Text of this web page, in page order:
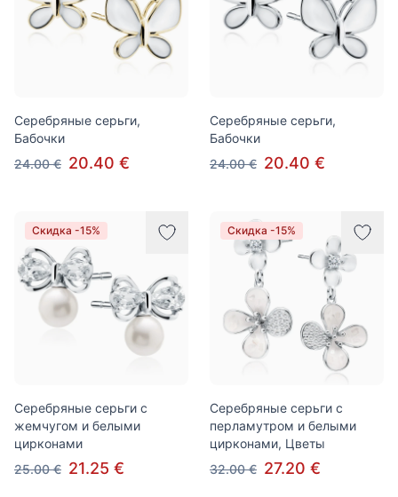
Серебряные серьги,
Бабочки
24.00 € 20.40 €
Серебряные серьги,
Бабочки
24.00 € 20.40 €
Скидка -15%
Серебряные серьги с
жемчугом и белыми
цирконами
25.00 € 21.25 €
Скидка -15%
Серебряные серьги с
перламутром и белыми
цирконами, Цветы
32.00 € 27.20 €